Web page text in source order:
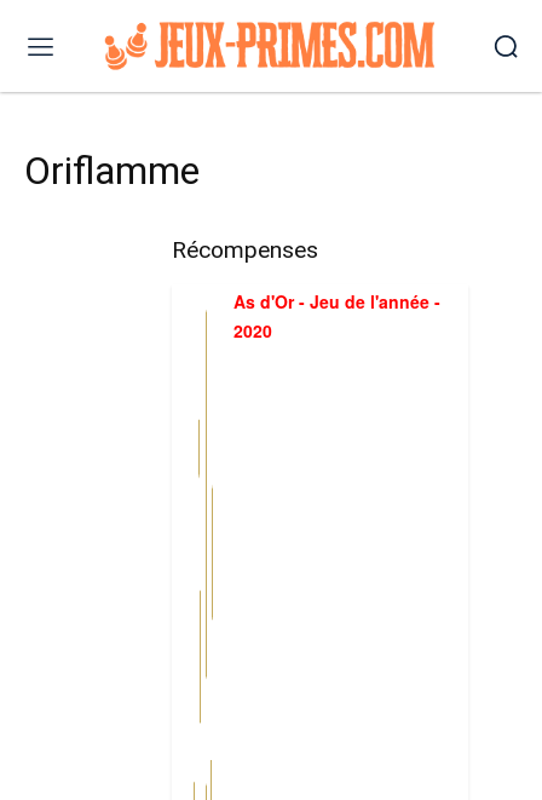
Oriflamme
Récompenses
As d'Or - Jeu de l'année -
2020